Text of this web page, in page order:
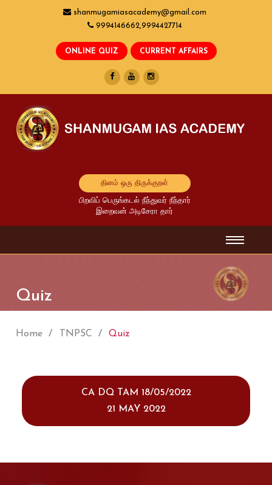
shanmugamiasacademy@gmail.com
9994146662,9994427714
தினம் ஒரு திருக்குறள்
பிறவிப் பெருங்கடல் நீந்துவர் நீந்தார்
இறைவன் அடிசேரா தார்
Quiz
Home TNPSC Quiz
CA DQ TAM 18/05/2022
21 MAY 2022